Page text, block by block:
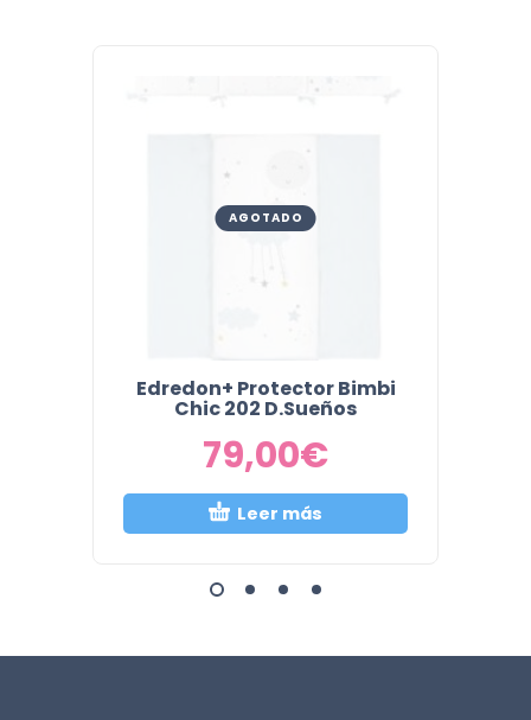
AGOTADO
Edredon+ Protector Bimbi
Chic 202 D.Sueños
79,00€
Leer más